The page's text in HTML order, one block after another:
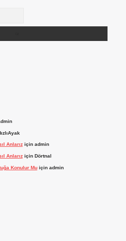
Anlarıziçin admin
Anlarıziçin Dörtnal
Konulur Muiçin admin